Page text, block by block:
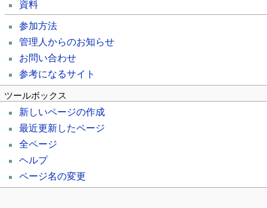
資料
参加方法
管理人からのお知らせ
お問い合わせ
参考になるサイト
ツールボックス
新しいページの作成
最近更新したページ
全ページ
ヘルプ
ページ名の変更